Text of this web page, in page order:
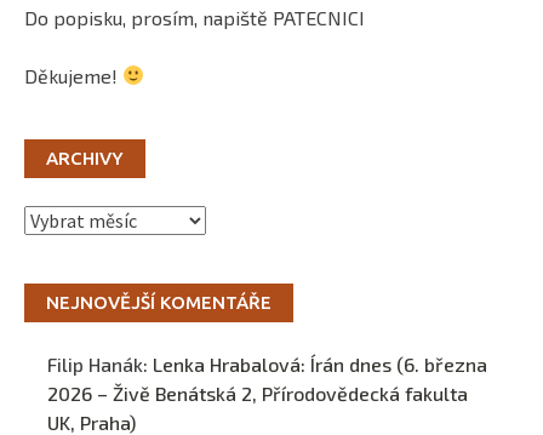
Do popisku, prosím, napiště PATECNICI
Děkujeme!
ARCHIVY
Archivy
NEJNOVĚJŠÍ KOMENTÁŘE
Filip Hanák: Lenka Hrabalová: Írán dnes (6. března
2026 – Živě Benátská 2, Přírodovědecká fakulta
UK, Praha)